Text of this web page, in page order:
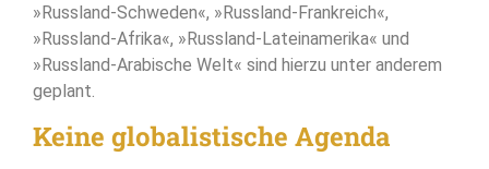
»Russland-Schweden«, »Russland-Frankreich«,
»Russland-Afrika«, »Russland-Lateinamerika« und
»Russland-Arabische Welt« sind hierzu unter anderem
geplant.
Keine globalistische Agenda